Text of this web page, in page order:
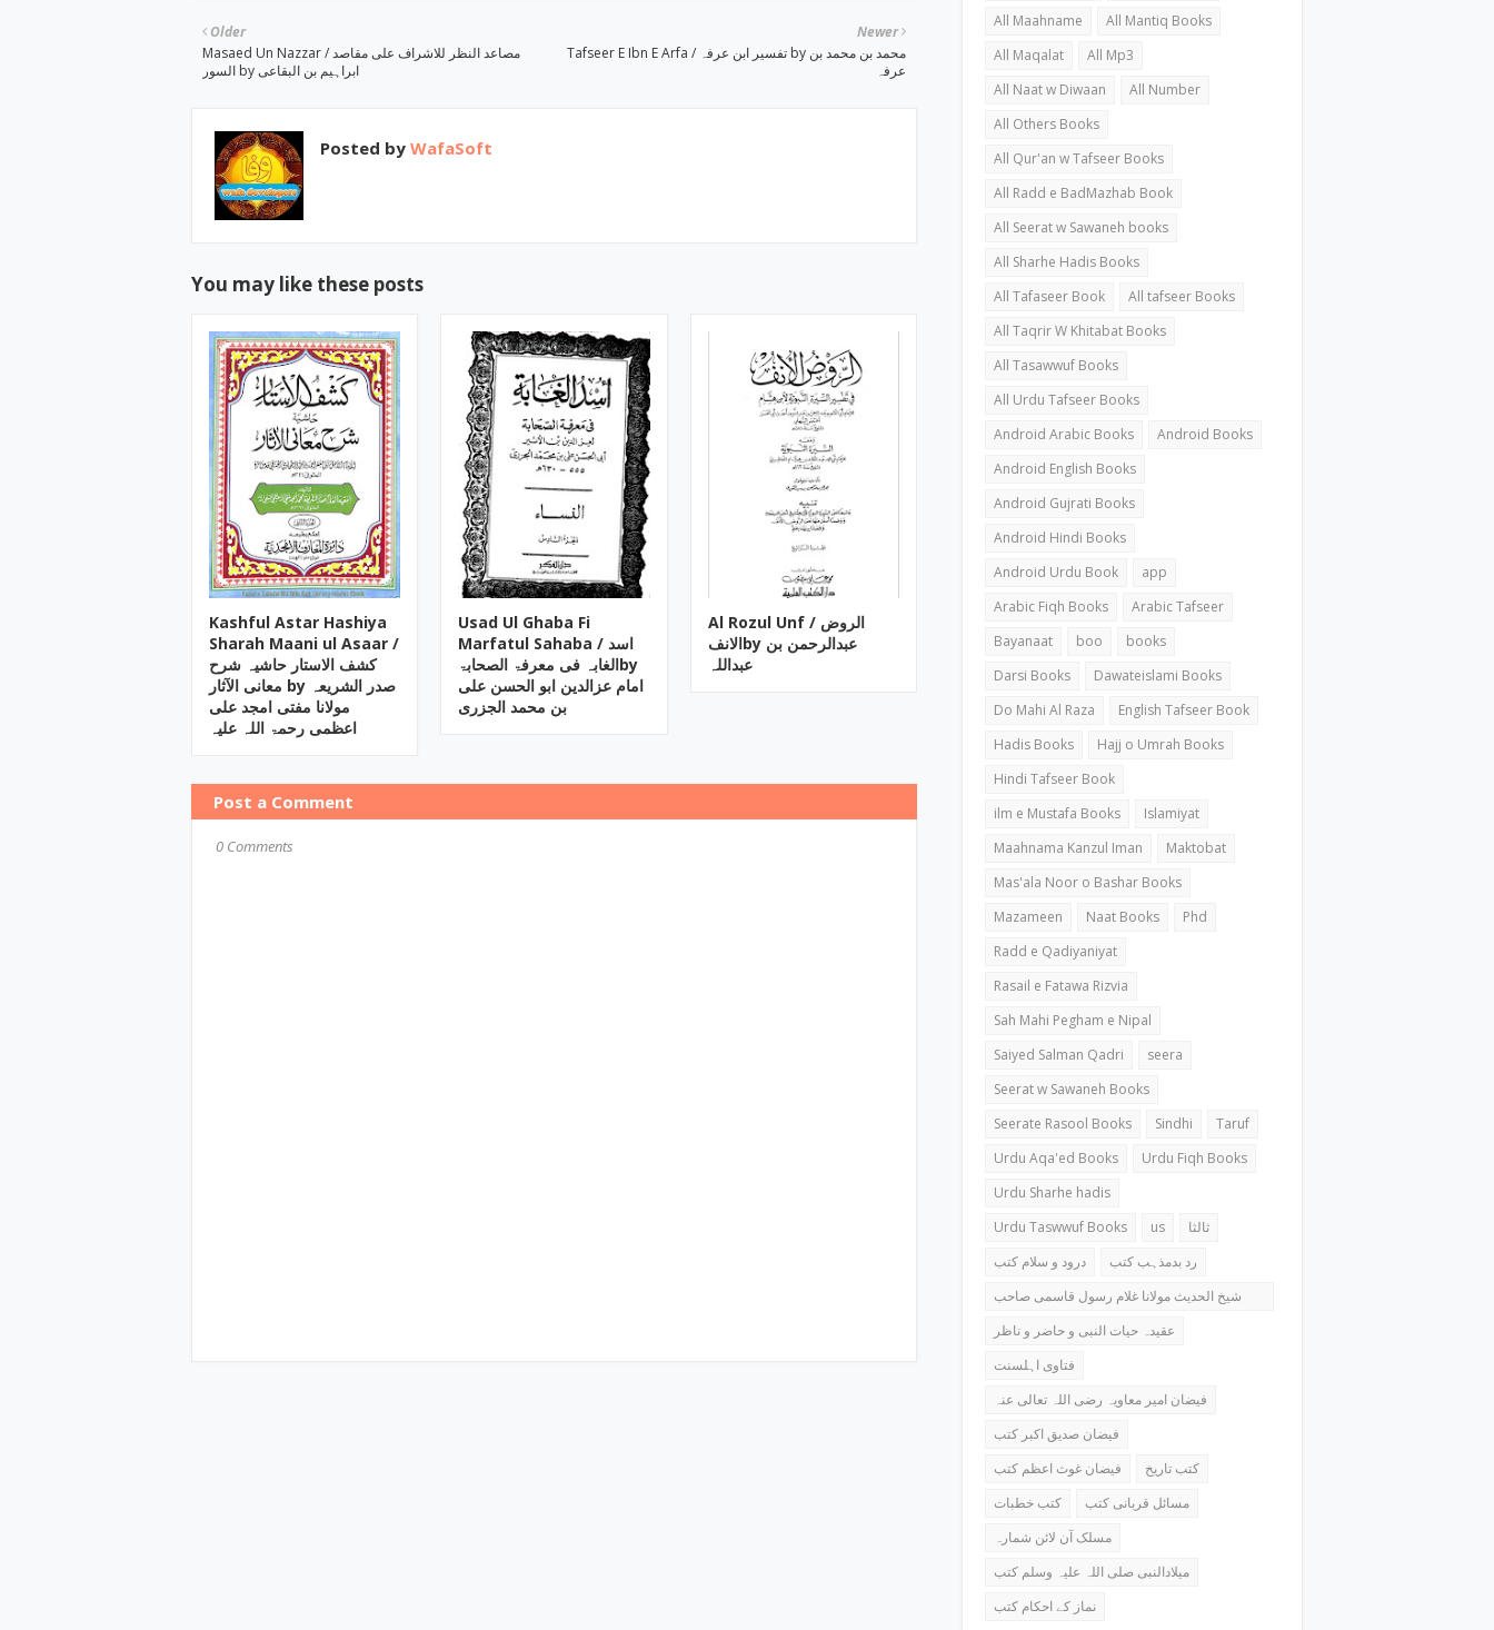
Newer
Tafseer E Ibn E Arfa / تفسیر ابن عرفہ by محمد بن محمد بن
عرفہ
Older
Masaed Un Nazzar / مصاعد النظر للاشراف علی مقاصد
السور by ابراہیم بن البقاعی
Posted by WafaSoft
You may like these posts
Kashful Astar Hashiya
Sharah Maani ul Asaar /
کشف الاستار حاشیہ شرح
معانی الآثار by صدر الشریعہ
مولانا مفتی امجد علی
اعظمی رحمۃ اللہ علیہ
Usad Ul Ghaba Fi
Marfatul Sahaba ‎/ اسد
الغابہ فی معرفۃ الصحابۃby
بن محمد الجزری
Al Rozul Unf ‎/ الروض
الانفby ‎عبدالرحمن بن
عبداللہ
Post a Comment
0 Comments
All Maahname
All Mantiq Books
All Maqalat
All Mp3
All Naat w Diwaan
All Number
All Others Books
All Qur'an w Tafseer Books
All Radd e BadMazhab Book
All Seerat w Sawaneh books
All Sharhe Hadis Books
All Tafaseer Book
All tafseer Books
All Taqrir W Khitabat Books
All Tasawwuf Books
All Urdu Tafseer Books
Android Arabic Books
Android Books
Android English Books
Android Gujrati Books
Android Hindi Books
Android Urdu Book
app
Arabic Fiqh Books
Arabic Tafseer
Bayanaat
boo
books
Darsi Books
Dawateislami Books
Do Mahi Al Raza
English Tafseer Book
Hadis Books
Hajj o Umrah Books
Hindi Tafseer Book
ilm e Mustafa Books
Islamiyat
Maahnama Kanzul Iman
Maktobat
Mas'ala Noor o Bashar Books
Mazameen
Naat Books
Phd
Radd e Qadiyaniyat
Rasail e Fatawa Rizvia
Sah Mahi Pegham e Nipal
Saiyed Salman Qadri
seera
Seerat w Sawaneh Books
Seerate Rasool Books
Sindhi
Taruf
Urdu Aqa'ed Books
Urdu Fiqh Books
Urdu Sharhe hadis
Urdu Taswwuf Books
us
ثالثا
درود و سلام کتب
رد بدمذہب کتب
شیخ الحدیث مولانا غلام رسول قاسمی صاحب
کتب
عقیدہ حیات النبی و حاضر و ناظر
فتاوی اہلسنت
فیضان امیر معاویہ رضی اللہ تعالی عنہ
فیضان صدیق اکبر کتب
فیضان غوث اعظم کتب
کتب تاریخ
کتب خطبات
مسائل قربانی کتب
مسلک آن لائن شمارہ
میلادالنبی صلی اللہ علیہ وسلم کتب
نماز کے احکام کتب